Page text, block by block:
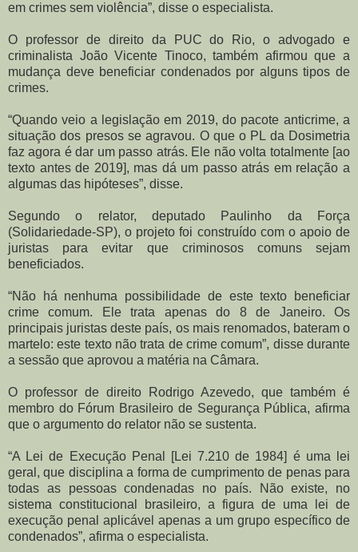
em crimes sem violência”, disse o especialista.
O professor de direito da PUC do Rio, o advogado e
criminalista João Vicente Tinoco, também afirmou que a
mudança deve beneficiar condenados por alguns tipos de
crimes.
“Quando veio a legislação em 2019, do pacote anticrime, a
situação dos presos se agravou. O que o PL da Dosimetria
faz agora é dar um passo atrás. Ele não volta totalmente [ao
texto antes de 2019], mas dá um passo atrás em relação a
algumas das hipóteses”, disse.
Segundo o relator, deputado Paulinho da Força
(Solidariedade-SP), o projeto foi construído com o apoio de
juristas para evitar que criminosos comuns sejam
beneficiados.
“Não há nenhuma possibilidade de este texto beneficiar
crime comum. Ele trata apenas do 8 de Janeiro. Os
principais juristas deste país, os mais renomados, bateram o
martelo: este texto não trata de crime comum”, disse durante
a sessão que aprovou a matéria na Câmara.
O professor de direito Rodrigo Azevedo, que também é
membro do Fórum Brasileiro de Segurança Pública, afirma
que o argumento do relator não se sustenta.
“A Lei de Execução Penal [Lei 7.210 de 1984] é uma lei
geral, que disciplina a forma de cumprimento de penas para
todas as pessoas condenadas no país. Não existe, no
sistema constitucional brasileiro, a figura de uma lei de
execução penal aplicável apenas a um grupo específico de
condenados”, afirma o especialista.